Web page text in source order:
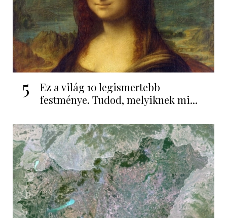
5
Ez a világ 10 legismertebb
festménye. Tudod, melyiknek mi...